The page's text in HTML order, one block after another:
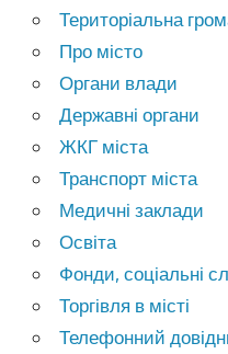
Територіальна
Про місто
Органи влади
Державні органи
ЖКГ міста
Транспорт міста
Медичні заклади
Освіта
Фонди, соціальні
Торгівля в місті
Телефонний